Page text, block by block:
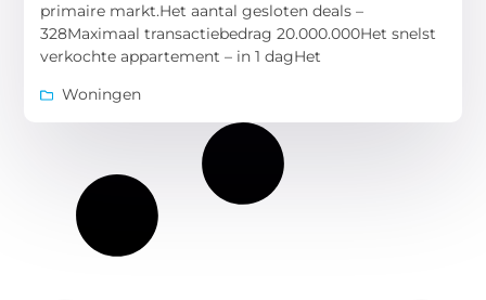
primaire markt.Het aantal gesloten deals –
328Maximaal transactiebedrag 20.000.000Het snelst
verkochte appartement – in 1 dagHet
Woningen